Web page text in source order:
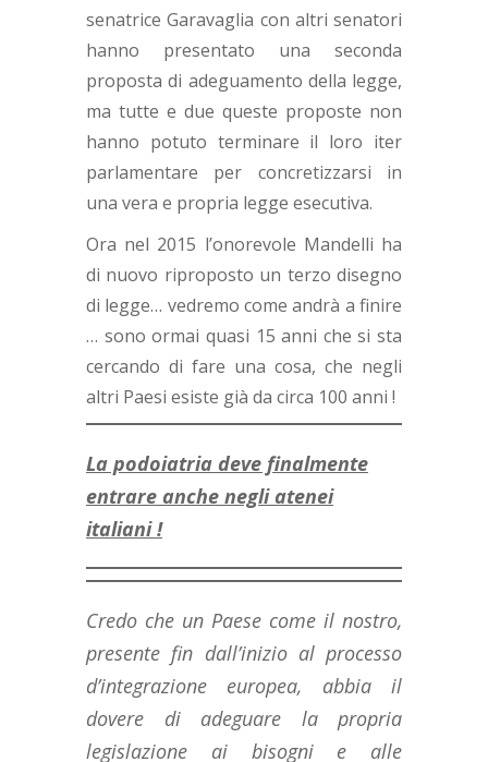
senatrice Garavaglia con altri senatori
hanno presentato una seconda
proposta di adeguamento della legge,
ma tutte e due queste proposte non
hanno potuto terminare il loro iter
parlamentare per concretizzarsi in
una vera e propria legge esecutiva.
Ora nel 2015 l’onorevole Mandelli ha
di nuovo riproposto un terzo disegno
di legge… vedremo come andrà a finire
… sono ormai quasi 15 anni che si sta
cercando di fare una cosa, che negli
altri Paesi esiste già da circa 100 anni !
La podoiatria deve finalmente
entrare anche negli atenei
italiani !
Credo che un Paese come il nostro,
presente fin dall’inizio al processo
d’integrazione europea, abbia il
dovere di adeguare la propria
legislazione ai bisogni e alle